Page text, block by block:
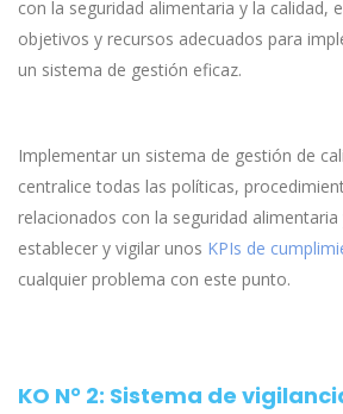
con la seguridad alimentaria y la calidad,
objetivos y recursos adecuados para
un sistema de gestión eficaz.
Implementar un sistema de gestión de
centralice todas las políticas,
relacionados con la seguridad
establecer y vigilar unos KPIs de
cualquier problema con este punto.
KO N° 2: Sistema de